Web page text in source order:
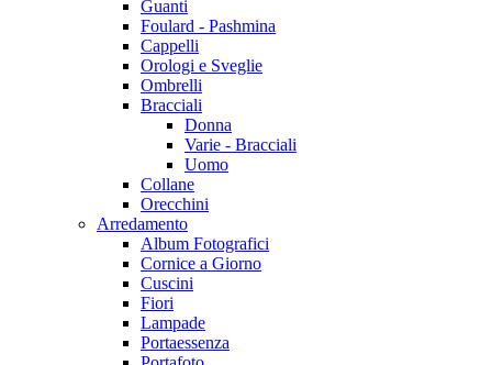
Guanti
Foulard - Pashmina
Cappelli
Orologi e Sveglie
Ombrelli
Bracciali
Donna
Varie - Bracciali
Uomo
Collane
Orecchini
Arredamento
Album Fotografici
Cornice a Giorno
Cuscini
Fiori
Lampade
Portaessenza